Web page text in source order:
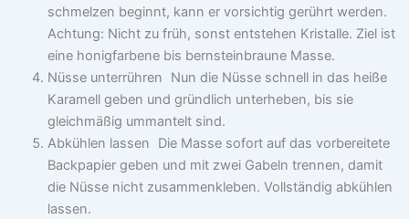
schmelzen beginnt, kann er vorsichtig gerührt werden.
Achtung: Nicht zu früh, sonst entstehen Kristalle. Ziel ist
eine honigfarbene bis bernsteinbraune Masse.
Nüsse unterrühren Nun die Nüsse schnell in das heiße
Karamell geben und gründlich unterheben, bis sie
gleichmäßig ummantelt sind.
Abkühlen lassen Die Masse sofort auf das vorbereitete
Backpapier geben und mit zwei Gabeln trennen, damit
die Nüsse nicht zusammenkleben. Vollständig abkühlen
lassen.